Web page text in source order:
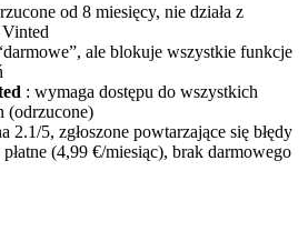
od 8 miesięcy, nie działa z
ale blokuje wszystkie funkcje
: wymaga dostępu do wszystkich
(odrzucone)
2.1/5, zgłoszone powtarzające się błędy
(4,99 €/miesiąc), brak darmowego